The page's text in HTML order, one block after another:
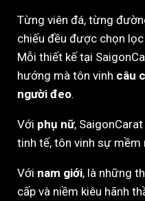
Từng viên đá, từng
chiếu đều được chọn
Mỗi thiết kế tại
hướng mà tôn vinh câu
người đeo.
Với phụ nữ,
tinh tế, tôn vinh sự
Với nam giới, là những
cấp và niềm kiêu hãnh